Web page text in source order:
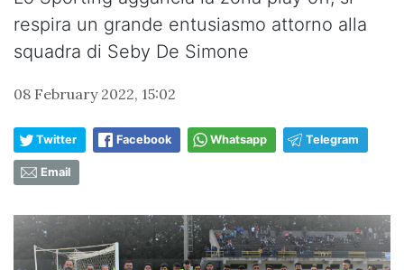
respira un grande entusiasmo attorno alla
squadra di Seby De Simone
08 February 2022, 15:02
Twitter Facebook Whatsapp Telegram
Email